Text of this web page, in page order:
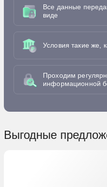
Все данные
виде
Условия такие же,
Проходим
информационной
Выгодные